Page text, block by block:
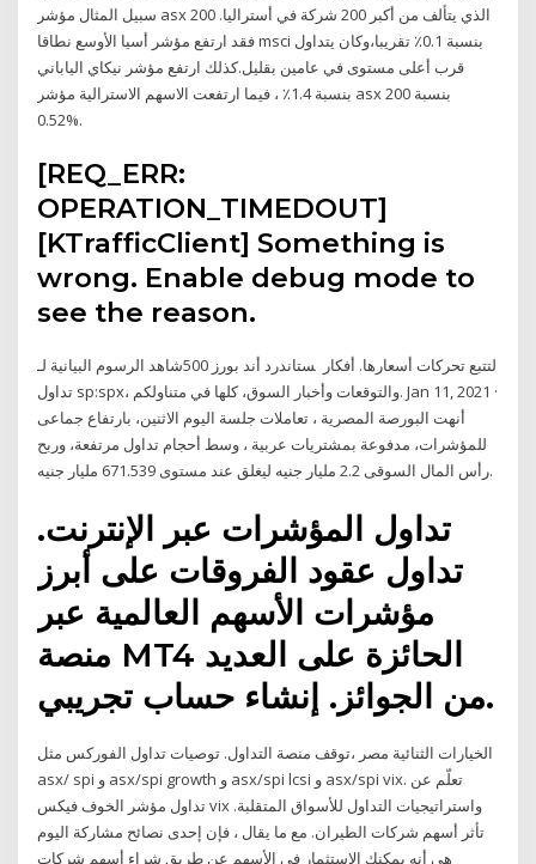
سبيل المثال مؤشر asx 200 الذي يتألف من أكبر 200 شركة في أستراليا.
فقد ارتفع مؤشر أسيا الأوسع نطاقا msci بنسبة 0.1٪ تقريبا،وكان يتداول
قرب أعلى مستوى في عامين بقليل.كذلك ارتفع مؤشر نيكاي الياباني
بنسبة 1.4٪ ، فيما ارتفعت الاسهم الاسترالية مؤشر asx 200 بنسبة
0.52%.
[REQ_ERR:
OPERATION_TIMEDOUT]
[KTrafficClient] Something is
wrong. Enable debug mode to
see the reason.
شاهد الرسوم البيانية لـ‎ستاندرد أند بورز 500 ‎ لتتبع تحركات أسعارها. أفكار
تداول ‎sp:spx‎، والتوقعات وأخبار السوق، كلها في متناولكم. Jan 11, 2021 ·
أنهت البورصة المصرية ، تعاملات جلسة اليوم الاثنين، بارتفاع جماعى
للمؤشرات، مدفوعة بمشتريات عربية ، وسط أحجام تداول مرتفعة، وربح
رأس المال السوقى 2.2 مليار جنيه ليغلق عند مستوى 671.539 مليار جنيه.
تداول المؤشرات عبر الإنترنت.
تداول عقود الفروقات على أبرز
مؤشرات الأسهم العالمية عبر
منصة MT4 الحائزة على العديد
من الجوائز. إنشاء حساب تجريبي.
الخيارات الثنائية مصر ،توقف منصة التداول. توصيات تداول الفوركس مثل
asx/ spi و asx/spi growth و asx/spi lcsi و asx/spi vix. تعلّم عن
تداول مؤشر الخوف فيكس vix واستراتيجيات التداول للأسواق المتقلبة.
تأثر أسهم شركات الطيران. مع ما يقال ، فإن إحدى نصائح مشاركة اليوم
هي أنه يمكنك الاستثمار في الأسهم عن طريق شراء أسهم شركات